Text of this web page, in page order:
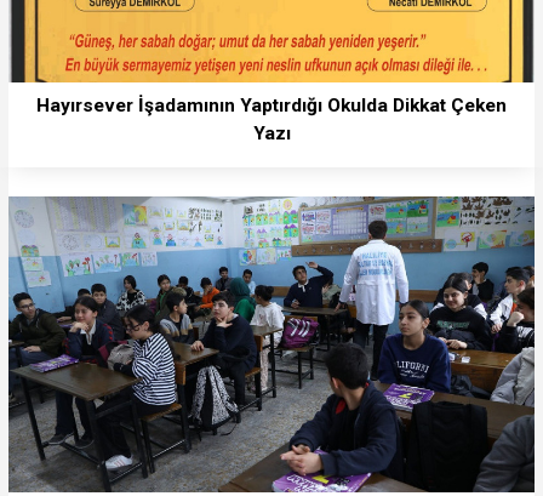
Hayırsever İşadamının Yaptırdığı Okulda Dikkat Çeken
Yazı